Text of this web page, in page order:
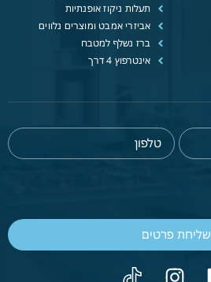
תעלות ניקוז אופנתיות
אביזרי אמבט ומוצרים נלווים
ברז נשלף למטבח
אינטרפוץ 4 דרך
שליחת פרטים